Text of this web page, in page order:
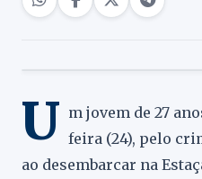
U m jovem de 27
feira (24), pelo
ao desembarcar na